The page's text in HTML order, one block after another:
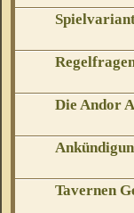
Die Andor
Tavernen